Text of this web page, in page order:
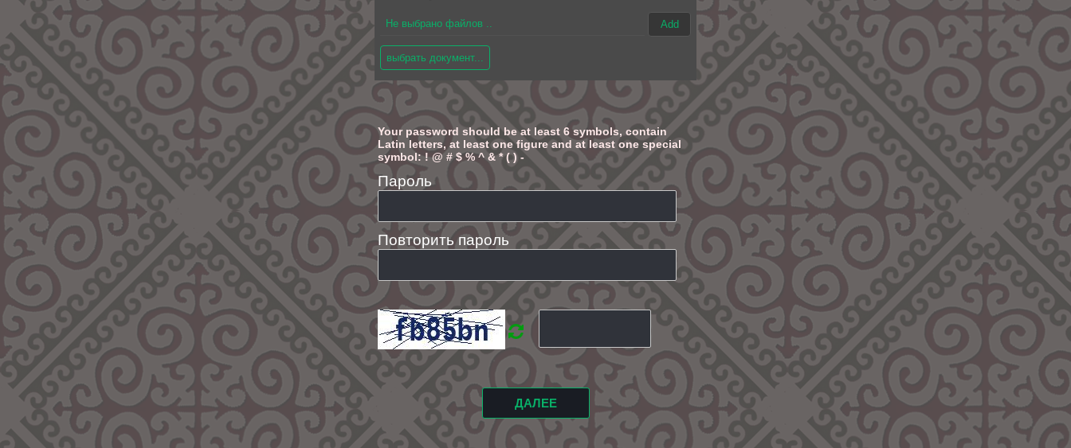
Не выбрано файлов ..
выбрать документ...
Add
Your password should be at least 6 symbols, contain
Latin letters, at least one figure and at least one special
symbol: ! @ # $ % ^ & * ( ) -
Пароль
Повторить пароль